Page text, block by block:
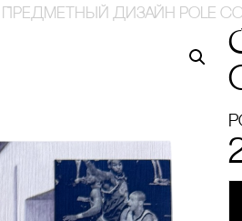
Предметный дизайн pole